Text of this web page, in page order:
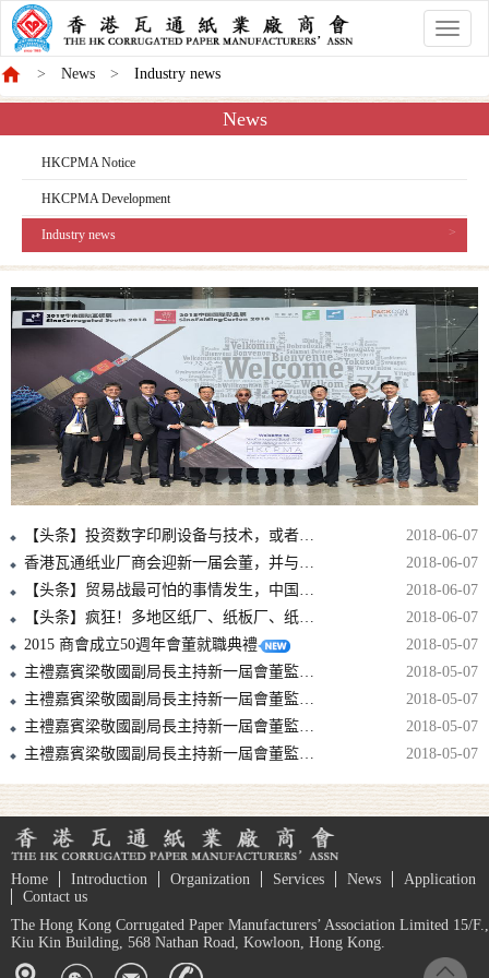
香
港
會
News Industry news
News
HKCPMA Notice
HKCPMA Development
Industry news
【头条】投资数字印刷设备与技术，或者至少准备投资，是避免落后的必要条件！
2018-06-07
香港瓦通纸业厂商会迎新一届会董，并与中包联纸委会结战略合作伙伴！！
2018-06-07
【头条】贸易战最可怕的事情发生，中国拿美废再动刀，国废可能要涨上天！
2018-06-07
【头条】疯狂！多地区纸厂、纸板厂、纸箱厂纷纷发出5月涨价函！
2018-06-07
2015 商會成立50週年會董就職典禮
2018-05-07
主禮嘉賓梁敬國副局長主持新一屆會董監誓儀式
2018-05-07
主禮嘉賓梁敬國副局長主持新一屆會董監誓儀式
2018-05-07
主禮嘉賓梁敬國副局長主持新一屆會董監誓儀式
2018-05-07
主禮嘉賓梁敬國副局長主持新一屆會董監誓儀式
2018-05-07
Home Introduction Organization Services News
Application
Contact us
The Hong Kong Corrugated Paper Manufacturers’ Association Limited 15/F.,
Kiu Kin Building, 568 Nathan Road, Kowloon, Hong Kong.